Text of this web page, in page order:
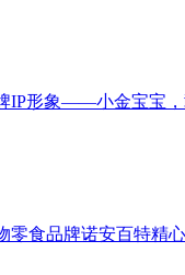
IP形象——小金宝宝，
食品牌诺安百特精